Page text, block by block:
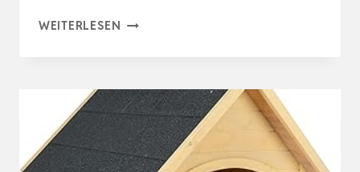
WEITERLESEN PILLOWPRIM
HUNDEBETT
HUNDEHAUS
KATZENHÖHLE
TIERBETT